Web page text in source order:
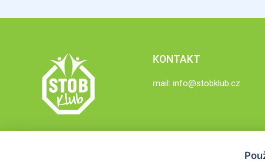
KONTAKT
mail: info@stobklub.cz